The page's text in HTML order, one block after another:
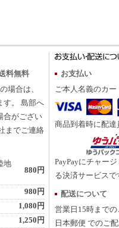
料無料
場合は、
す。 島部へ
合がござい
までご連絡
地
880円
980円
1,080円
1,250円
お支払い
ご本人名義のカ
商品到着時に配
PayPayにチャー
る決済サービスで
配送について
営業日15時まで
日本郵便 でのご